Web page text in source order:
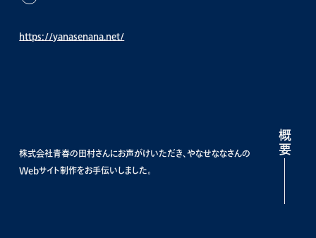
https://yanasenana.net/
概要
株式会社青春の田村さんにお声がけいただき、やなせななさんの
Webサイト制作をお手伝いしました。